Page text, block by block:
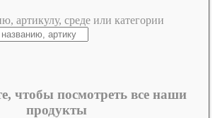
артикулу, среде или категории
чтобы посмотреть все наши
продукты